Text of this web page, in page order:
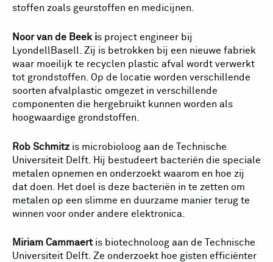
stoffen zoals geurstoffen en medicijnen.
Noor van de Beek is project engineer bij
LyondellBasell. Zij is betrokken bij een nieuwe fabriek
waar moeilijk te recyclen plastic afval wordt verwerkt
tot grondstoffen. Op de locatie worden verschillende
soorten afvalplastic omgezet in verschillende
componenten die hergebruikt kunnen worden als
hoogwaardige grondstoffen.
Rob Schmitz is microbioloog aan de Technische
Universiteit Delft. Hij bestudeert bacteriën die speciale
metalen opnemen en onderzoekt waarom en hoe zij
dat doen. Het doel is deze bacteriën in te zetten om
metalen op een slimme en duurzame manier terug te
winnen voor onder andere elektronica.
Miriam Cammaert is biotechnoloog aan de Technische
Universiteit Delft. Ze onderzoekt hoe gisten efficiënter